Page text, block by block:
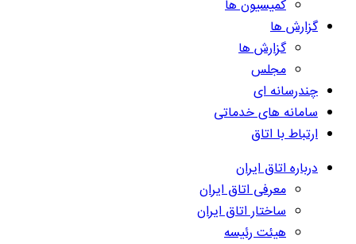
کمیسیون ها
گزارش ها
گزارش ها
مجلس
چندرسانه ای
سامانه های خدماتی
ارتباط با اتاق
درباره اتاق ایران
معرفی اتاق ایران
ساختار اتاق ایران
هیئت رئیسه